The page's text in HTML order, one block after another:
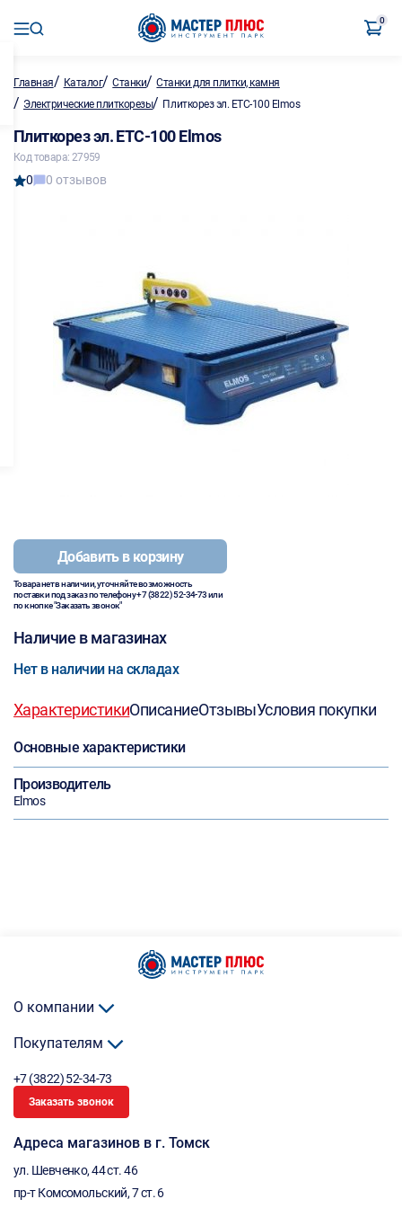
0
Главная/ Каталог/Станки/Станки для плитки, камня
/ Электрические плиткорезы/ Плиткорез эл. ETC-100 Elmos
Плиткорез эл. ETC-100 Elmos
Код товара: 27959
0 0 отзывов
Добавить в корзину
Товара нет в наличии, уточняйте возможность
поставки под заказ по телефону+7 (3822) 52-34-73или
по кнопке "Заказать звонок"
Наличие в магазинах
Нет в наличии на складах
ХарактеристикиОписаниеОтзывыУсловия покупки
Основные характеристики
Производитель
Elmos
О компании
Покупателям
+7 (3822) 52-34-73
Заказать звонок
Адреса магазинов в г. Томск
ул. Шевченко, 44 ст. 46
пр-т Комсомольский, 7 ст. 6